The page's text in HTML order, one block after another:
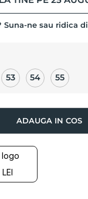
Suna-ne sau ridica
53 54 55
ADAUGA IN COS